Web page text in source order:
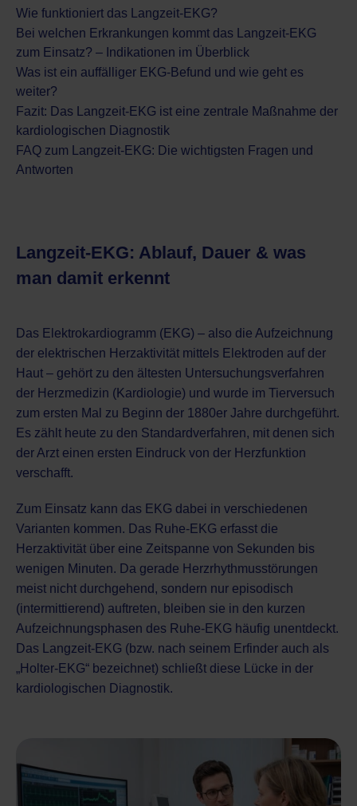
Wie funktioniert das Langzeit-EKG?
Bei welchen Erkrankungen kommt das Langzeit-EKG
zum Einsatz? – Indikationen im Überblick
Was ist ein auffälliger EKG-Befund und wie geht es
weiter?
Fazit: Das Langzeit-EKG ist eine zentrale Maßnahme der
kardiologischen Diagnostik
FAQ zum Langzeit-EKG: Die wichtigsten Fragen und
Antworten
Langzeit-EKG: Ablauf, Dauer & was
man damit erkennt
Das Elektrokardiogramm (EKG) – also die Aufzeichnung
der elektrischen Herzaktivität mittels Elektroden auf der
Haut – gehört zu den ältesten Untersuchungsverfahren
der Herzmedizin (Kardiologie) und wurde im Tierversuch
zum ersten Mal zu Beginn der 1880er Jahre durchgeführt.
Es zählt heute zu den Standardverfahren, mit denen sich
der Arzt einen ersten Eindruck von der Herzfunktion
verschafft.
Zum Einsatz kann das EKG dabei in verschiedenen
Varianten kommen. Das Ruhe-EKG erfasst die
Herzaktivität über eine Zeitspanne von Sekunden bis
wenigen Minuten. Da gerade Herzrhythmusstörungen
meist nicht durchgehend, sondern nur episodisch
(intermittierend) auftreten, bleiben sie in den kurzen
Aufzeichnungsphasen des Ruhe-EKG häufig unentdeckt.
Das Langzeit-EKG (bzw. nach seinem Erfinder auch als
„Holter-EKG“ bezeichnet) schließt diese Lücke in der
kardiologischen Diagnostik.